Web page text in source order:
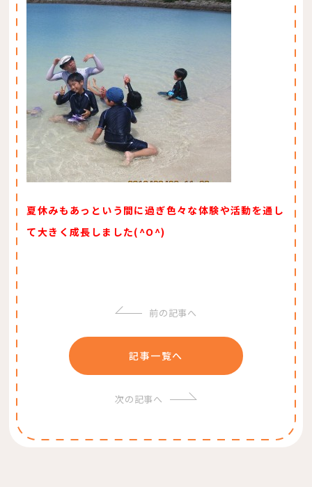
夏休みもあっという間に過ぎ色々な体験や活動を通し
て大きく成長しました(^O^)
前の記事へ
記事一覧へ
次の記事へ